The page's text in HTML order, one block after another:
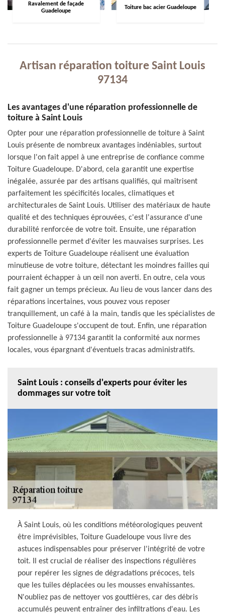
Ravalement de façade
Guadeloupe
Toiture bac acier Guadeloupe
Artisan réparation toiture Saint Louis
97134
Les avantages d'une réparation professionnelle de
toiture à Saint Louis
Opter pour une réparation professionnelle de toiture à Saint
Louis présente de nombreux avantages indéniables, surtout
lorsque l'on fait appel à une entreprise de confiance comme
Toiture Guadeloupe. D'abord, cela garantit une expertise
inégalée, assurée par des artisans qualifiés, qui maîtrisent
parfaitement les spécificités locales, climatiques et
architecturales de Saint Louis. Utiliser des matériaux de haute
qualité et des techniques éprouvées, c'est l'assurance d'une
durabilité renforcée de votre toit. Ensuite, une réparation
professionnelle permet d'éviter les mauvaises surprises. Les
experts de Toiture Guadeloupe réalisent une évaluation
minutieuse de votre toiture, détectant les moindres failles qui
pourraient échapper à un œil non averti. En outre, cela vous
fait gagner un temps précieux. Au lieu de vous lancer dans des
réparations incertaines, vous pouvez vous reposer
tranquillement, un café à la main, tandis que les spécialistes de
Toiture Guadeloupe s'occupent de tout. Enfin, une réparation
professionnelle à 97134 garantit la conformité aux normes
locales, vous épargnant d'éventuels tracas administratifs.
Saint Louis : conseils d'experts pour éviter les
dommages sur votre toit
À Saint Louis, où les conditions météorologiques peuvent
être imprévisibles, Toiture Guadeloupe vous livre des
astuces indispensables pour préserver l'intégrité de votre
toit. Il est crucial de réaliser des inspections régulières
pour repérer les signes de dégradations précoces, tels
que les tuiles déplacées ou les mousses envahissantes.
N'oubliez pas de nettoyer vos gouttières, car des débris
accumulés peuvent entraîner des infiltrations d'eau. Les